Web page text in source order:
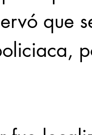
que